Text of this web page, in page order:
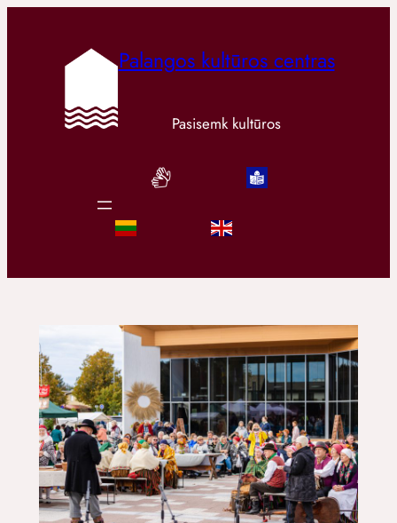
Palangos kultūros centras
Pasisemk kultūros